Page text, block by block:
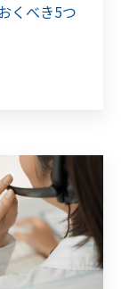
くべき5つ